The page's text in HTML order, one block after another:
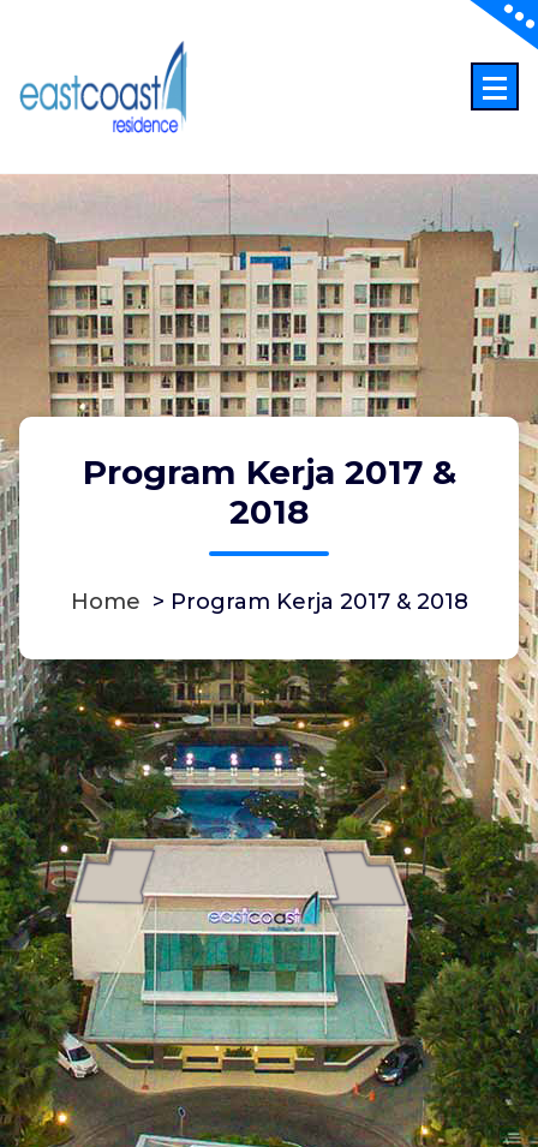
content
Program Kerja 2017 &
2018
Home > Program Kerja 2017 & 2018